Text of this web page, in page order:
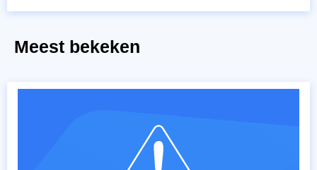
Meest bekeken